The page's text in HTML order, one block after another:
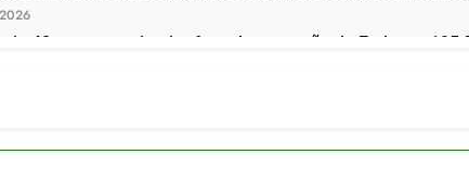
42 rotas na primeira fase de operação do Embraer 195-
Catarinense: Região do Salto Caveiras atrai novos